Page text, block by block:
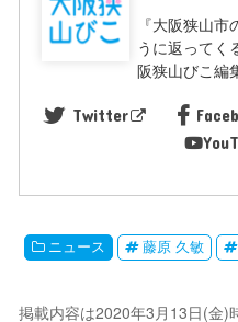
『大阪狭山
うに返ってく
阪狭山びこ編
Twitter
ニュース 藤原 久敏
掲載内容は2020年3月13日(金)